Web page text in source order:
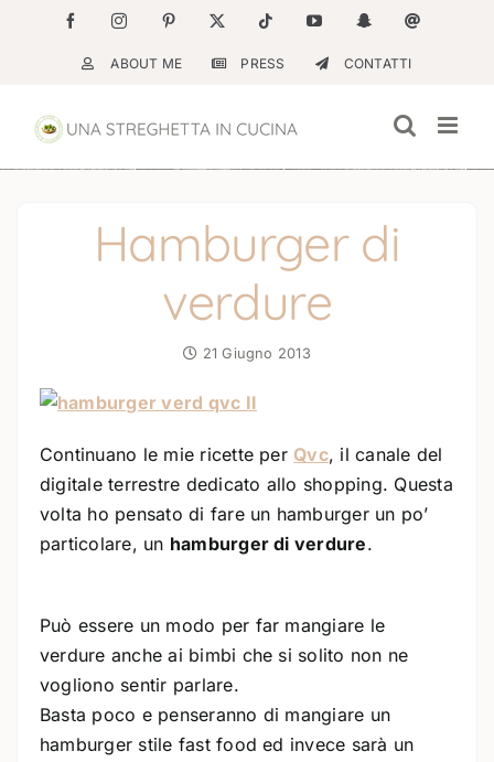
contenuto
FacebookInstagramPinterest Tiktok YouTubeSnapchatEmail
ABOUT ME PRESS CONTATTI
Hamburger di
verdure
21 Giugno 2013
Continuano le mie ricette per Qvc, il canale del
digitale terrestre dedicato allo shopping. Questa
volta ho pensato di fare un hamburger un po’
particolare, un hamburger di verdure.
Può essere un modo per far mangiare le
verdure anche ai bimbi che si solito non ne
vogliono sentir parlare.
Basta poco e penseranno di mangiare un
hamburger stile fast food ed invece sarà un